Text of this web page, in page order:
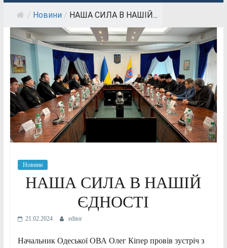
/ Новини / НАША СИЛА В НАШІЙ...
Новини
НАША СИЛА В НАШІЙ
ЄДНОСТІ
21.02.2024 editor
Начальник Одеської ОВА Олег Кіпер провів зустріч з